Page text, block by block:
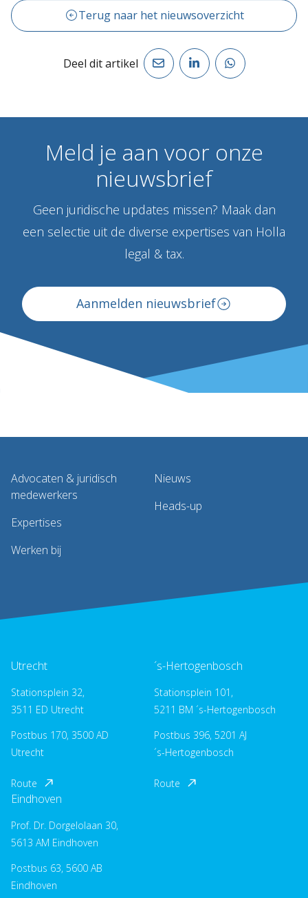
Terug naar het nieuwsoverzicht
Deel dit artikel
Meld je aan voor onze
nieuwsbrief
Geen juridische updates missen? Maak dan
een selectie uit de diverse expertises van Holla
legal & tax.
Aanmelden nieuwsbrief
Advocaten & juridisch
medewerkers
Expertises
Werken bij
Nieuws
Heads-up
Utrecht
Stationsplein 32,
3511 ED Utrecht
Postbus 170, 3500 AD
Utrecht
Route
´s-Hertogenbosch
Stationsplein 101,
5211 BM ´s-Hertogenbosch
Postbus 396, 5201 AJ
´s-Hertogenbosch
Route
Eindhoven
Prof. Dr. Dorgelolaan 30,
5613 AM Eindhoven
Postbus 63, 5600 AB
Eindhoven